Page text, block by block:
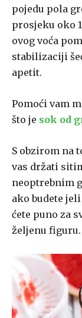
pojedu pola
prosjeku oko
ovog voća
stabilizaciji
apetit.
Pomoći vam
što je sok od
S obzirom na
vas držati
neoptrebnim
ako budete
ćete puno za
željenu figuru.